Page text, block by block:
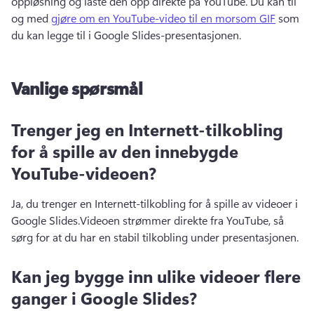
og med gjøre om en YouTube-video til en morsom GIF som
du kan legge til i Google Slides-presentasjonen.
Vanlige spørsmål
Trenger jeg en Internett-tilkobling
for å spille av den innebygde
YouTube-videoen?
Ja, du trenger en Internett-tilkobling for å spille av videoer i
Google Slides.Videoen strømmer direkte fra YouTube, så
sørg for at du har en stabil tilkobling under presentasjonen.
Kan jeg bygge inn ulike videoer flere
ganger i Google Slides?